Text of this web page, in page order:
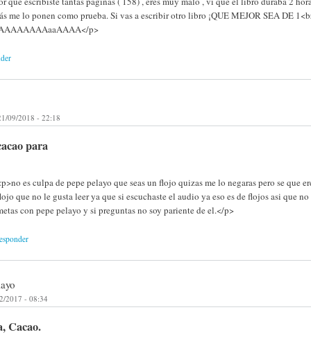
me lo ponen como prueba. Si vas a escribir otro libro ¡QUE MEJOR SEA DE
p>
09/2018 - 22:18
para
es culpa de pepe pelayo que seas un flojo quizas me lo negaras pero se que
que no le gusta leer ya que si escuchaste el audio ya eso es de flojos asi que no
con pepe pelayo y si preguntas no soy pariente de el.</p>
2017 - 08:34
Cacao.